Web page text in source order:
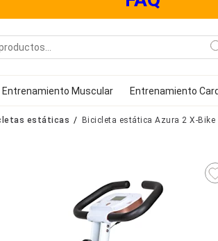
Entrenamiento Muscular Entrenamiento
estáticas Bicicleta estática Azura 2 X-Bike